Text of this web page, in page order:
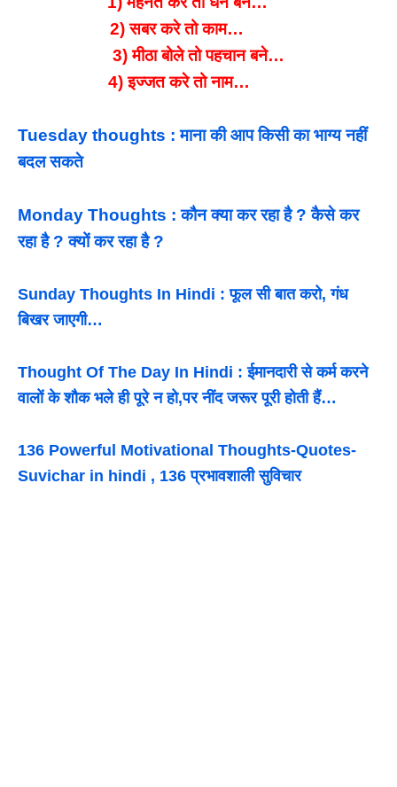
2) सबर करे तो काम…
3) मीठा बोले तो पहचान बने…
4) इज्जत करे तो नाम…
Tuesday thoughts : माना की आप किसी का भाग्य नहीं
बदल सकते
Monday Thoughts : कौन क्या कर रहा है ? कैसे कर
रहा है ? क्यों कर रहा है ?
Sunday Thoughts In Hindi : फूल सी बात करो, गंध
बिखर जाएगी…
Thought Of The Day In Hindi : ईमानदारी से कर्म करने
वालों के शौक भले ही पूरे न हो,पर नींद जरूर पूरी होती हैं…
136 Powerful Motivational Thoughts-Quotes-
Suvichar in hindi , 136 प्रभावशाली सुविचार